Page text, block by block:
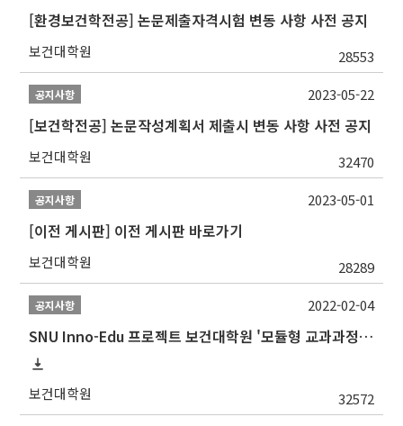
[환경보건학전공] 논문제출자격시험 변동 사항 사전 공지
보건대학원 28553
공지사항
[보건학전공] 논문작성계획서 제출시 변동 사항 사전 공지
보건대학원 32470
2023-05-22
공지사항
[이전 게시판] 이전 게시판 바로가기
보건대학원 28289
2023-05-01
공지사항
SNU Inno-Edu 프로젝트 보건대학원 '모듈형 교과과정' 안내(revised 2022/2/28)
보건대학원 32572
2022-02-04